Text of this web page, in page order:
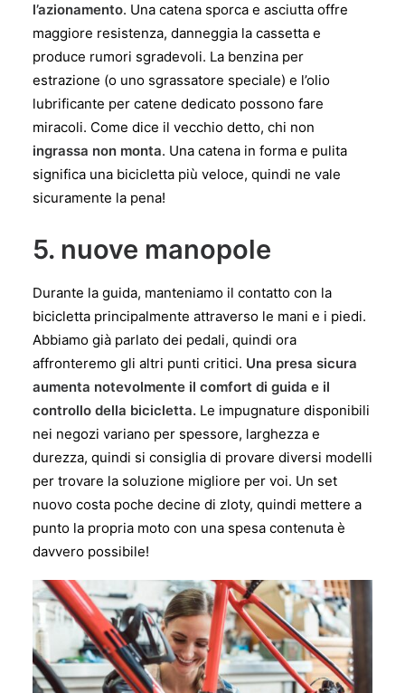
l’azionamento. Una catena sporca e asciutta offre
maggiore resistenza, danneggia la cassetta e
produce rumori sgradevoli. La benzina per
estrazione (o uno sgrassatore speciale) e l’olio
lubrificante per catene dedicato possono fare
miracoli. Come dice il vecchio detto, chi non
ingrassa non monta. Una catena in forma e pulita
significa una bicicletta più veloce, quindi ne vale
sicuramente la pena!
5. nuove manopole
Durante la guida, manteniamo il contatto con la
bicicletta principalmente attraverso le mani e i piedi.
Abbiamo già parlato dei pedali, quindi ora
affronteremo gli altri punti critici. Una presa sicura
aumenta notevolmente il comfort di guida e il
controllo della bicicletta. Le impugnature disponibili
nei negozi variano per spessore, larghezza e
durezza, quindi si consiglia di provare diversi modelli
per trovare la soluzione migliore per voi. Un set
nuovo costa poche decine di zloty, quindi mettere a
punto la propria moto con una spesa contenuta è
davvero possibile!